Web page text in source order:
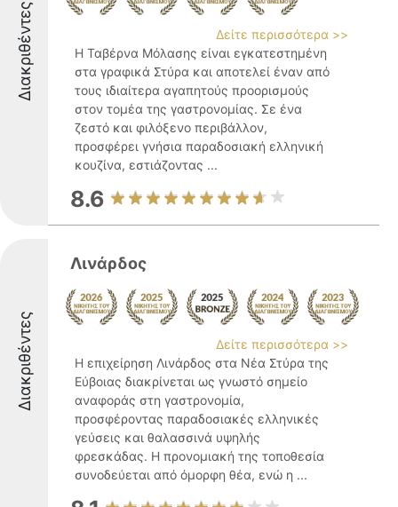
Διακριθέντες
Δείτε περισσότερα >>
Η Ταβέρνα Μόλασης είναι εγκατεστημένη
στα γραφικά Στύρα και αποτελεί έναν από
τους ιδιαίτερα αγαπητούς προορισμούς
στον τομέα της γαστρονομίας. Σε ένα
ζεστό και φιλόξενο περιβάλλον,
προσφέρει γνήσια παραδοσιακή ελληνική
κουζίνα, εστιάζοντας ...
8.6
Διακριθέντες
Λινάρδος
Δείτε περισσότερα >>
Η επιχείρηση Λινάρδος στα Νέα Στύρα της
Εύβοιας διακρίνεται ως γνωστό σημείο
αναφοράς στη γαστρονομία,
προσφέροντας παραδοσιακές ελληνικές
γεύσεις και θαλασσινά υψηλής
φρεσκάδας. Η προνομιακή της τοποθεσία
συνοδεύεται από όμορφη θέα, ενώ η ...